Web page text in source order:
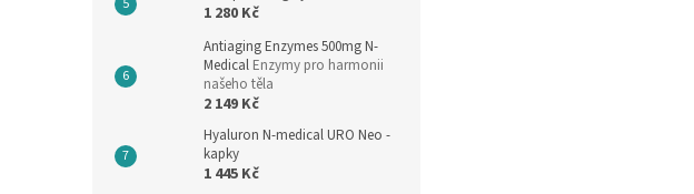
1 280 Kč
Antiaging Enzymes 500mg N-
Medical Enzymy pro harmonii
našeho těla
2 149 Kč
Hyaluron N-medical URO Neo -
kapky
1 445 Kč